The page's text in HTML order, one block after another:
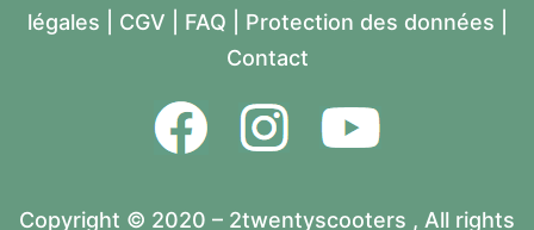
légales
CGV FAQ Protection des données
Contact
Copyright © 2020 – 2twentyscooters , All rights